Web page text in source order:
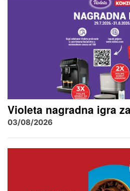
Violeta nagradna igra
03/08/2026